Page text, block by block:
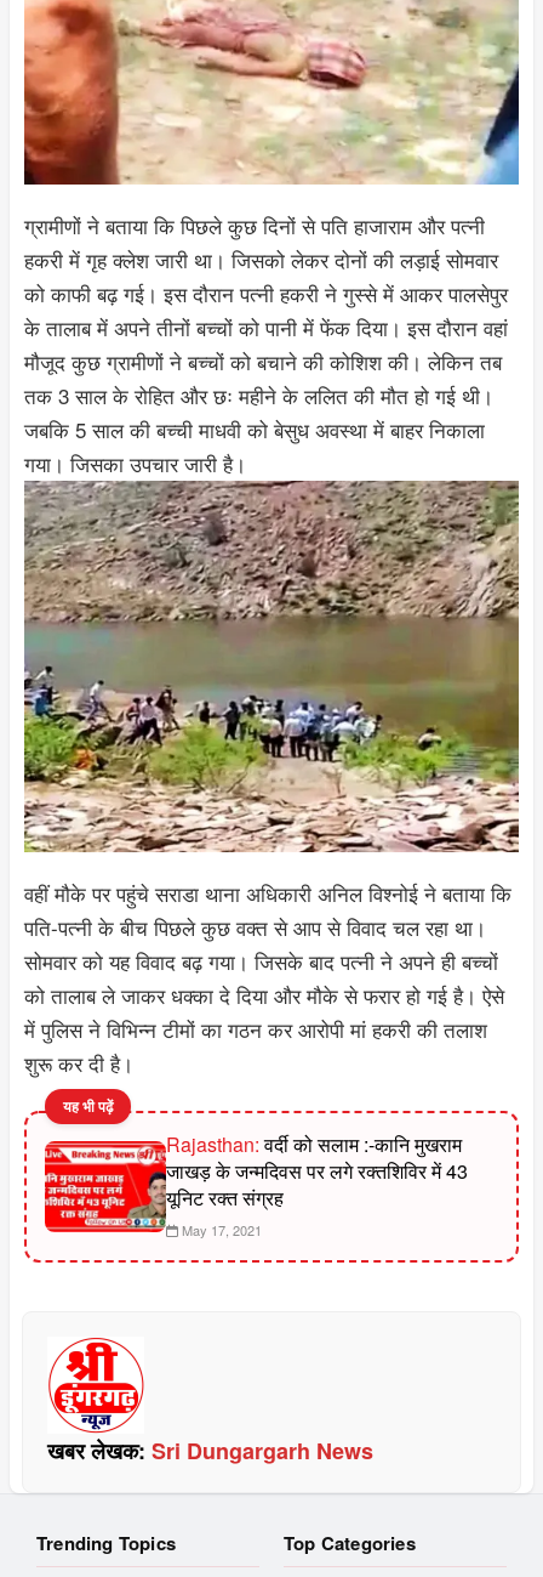
ग्रामीणों ने बताया कि पिछले कुछ दिनों से पति हाजाराम और पत्नी
हकरी में गृह क्लेश जारी था। जिसको लेकर दोनों की लड़ाई सोमवार
को काफी बढ़ गई। इस दौरान पत्नी हकरी ने गुस्से में आकर पालसेपुर
के तालाब में अपने तीनों बच्चों को पानी में फेंक दिया। इस दौरान वहां
मौजूद कुछ ग्रामीणों ने बच्चों को बचाने की कोशिश की। लेकिन तब
तक 3 साल के रोहित और छः महीने के ललित की मौत हो गई थी।
जबकि 5 साल की बच्ची माधवी को बेसुध अवस्था में बाहर निकाला
गया। जिसका उपचार जारी है।
वहीं मौके पर पहुंचे सराडा थाना अधिकारी अनिल विश्नोई ने बताया कि
पति-पत्नी के बीच पिछले कुछ वक्त से आप से विवाद चल रहा था।
सोमवार को यह विवाद बढ़ गया। जिसके बाद पत्नी ने अपने ही बच्चों
को तालाब ले जाकर धक्का दे दिया और मौके से फरार हो गई है। ऐसे
में पुलिस ने विभिन्न टीमों का गठन कर आरोपी मां हकरी की तलाश
शुरू कर दी है।
यह भी पढ़ें
Rajasthan:वर्दी को सलाम :-कानि मुखराम
जाखड़ के जन्मदिवस पर लगे रक्तशिविर में 43
यूनिट रक्त संग्रह
May 17, 2021
खबर लेखक: Sri Dungargarh News
Trending Topics Top Categories